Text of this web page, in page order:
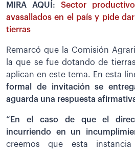
MIRA AQUÍ: Sector
avasallados en el país y pide
tierras
Remarcó que la Comisión
la que se fue dotando de
aplican en este tema. En esta
formal de invitación se
aguarda una respuesta
“En el caso de que el
incurriendo en un
creemos que esta